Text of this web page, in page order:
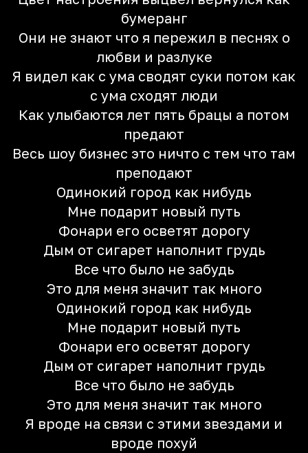
бумеранг
Они не знают что я пережил в песнях о
любви и разлуке
Я видел как с ума сводят суки потом как
с ума сходят люди
Как улыбаются лет пять брацы а потом
предают
Весь шоу бизнес это ничто с тем что там
преподают
Одинокий город как нибудь
Мне подарит новый путь
Фонари его осветят дорогу
Дым от сигарет наполнит грудь
Все что было не забудь
Это для меня значит так много
Одинокий город как нибудь
Мне подарит новый путь
Фонари его осветят дорогу
Дым от сигарет наполнит грудь
Все что было не забудь
Это для меня значит так много
Я вроде на связи с этими звездами и
вроде похуй